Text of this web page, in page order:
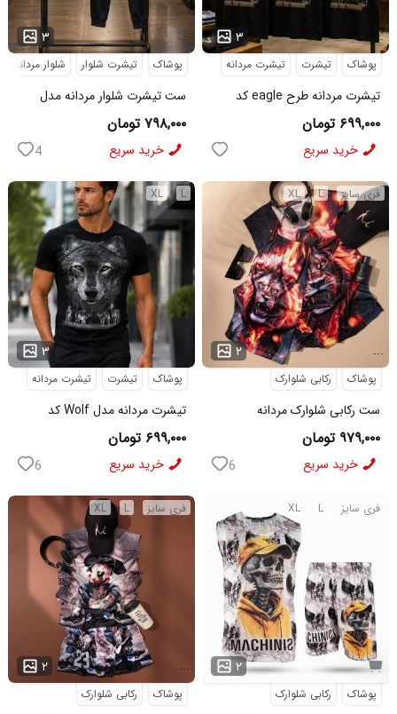
۳ ...
پوشاک تیشرت شلوار شلوار مردانه
ست تیشرت شلوار مردانه مدل
Adidas کد 6569
۷۹۸,۰۰۰ تومان
خرید سریع 4
۳ ...
پوشاک تیشرت تیشرت مردانه
تیشرت مردانه طرح eagle کد
6545
۶۹۹,۰۰۰ تومان
خرید سریع
L
XL
۳
پوشاک تیشرت تیشرت مردانه
تیشرت مردانه مدل Wolf کد
5631
۶۹۹,۰۰۰ تومان
خرید سریع 6
فری سایز L
XL
۲ ...
پوشاک رکابی شلوارک
ست رکابی شلوارک مردانه
Lion_Black مدل 3997
۹۷۹,۰۰۰ تومان
خرید سریع 6
فری سایز L
XL
۲ ...
پوشاک رکابی شلوارک
فری سایز L
XL
۲
پوشاک رکابی شلوارک